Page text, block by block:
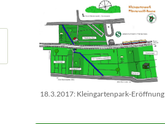
18.3.2017: Kleingartenpark-Eröffnung